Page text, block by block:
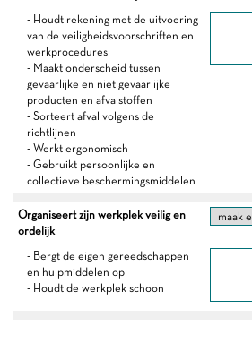
- Houdt rekening met de uitvoering
van de veiligheidsvoorschriften en
werkprocedures
- Maakt onderscheid tussen
gevaarlijke en niet gevaarlijke
producten en afvalstoffen
- Sorteert afval volgens de
richtlijnen
- Werkt ergonomisch
- Gebruikt persoonlijke en
collectieve beschermingsmiddelen
Organiseert zijn werkplek veilig en
ordelijk
- Bergt de eigen gereedschappen
en hulpmiddelen op
- Houdt de werkplek schoon